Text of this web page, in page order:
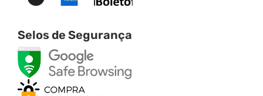
Selos de Segurança